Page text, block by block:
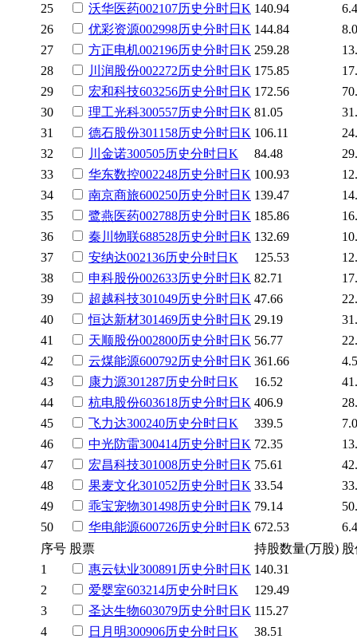
25
沃华医药002107历史分时日K 140.94
26
优彩资源002998历史分时日K 144.84
27
方正电机002196历史分时日K 259.28
28
川润股份002272历史分时日K 175.85
29
宏和科技603256历史分时日K 172.56
30
理工光科300557历史分时日K 81.05
31
德石股份301158历史分时日K 106.11
32
川金诺300505历史分时日K 84.48
33
华东数控002248历史分时日K 100.93
34
南京商旅600250历史分时日K 139.47
35
鹭燕医药002788历史分时日K 185.86
36
秦川物联688528历史分时日K 132.69
37
安纳达002136历史分时日K 125.53
38
申科股份002633历史分时日K 82.71
39
超越科技301049历史分时日K 47.66
40
恒达新材301469历史分时日K 29.19
41
天顺股份002800历史分时日K 56.77
42
云煤能源600792历史分时日K 361.66
43
康力源301287历史分时日K 16.52
44
杭电股份603618历史分时日K 406.9
45
飞力达300240历史分时日K 339.5
46
中光防雷300414历史分时日K 72.35
47
宏昌科技301008历史分时日K 75.61
48
果麦文化301052历史分时日K 33.54
49
乖宝宠物301498历史分时日K 79.14
50
华电能源600726历史分时日K 672.53
序号 股票 持股数量(万股)
1
惠云钛业300891 历史分时日K 140.31
2
爱婴室603214历史分时日K
129.49
3
圣达生物603079历史分时日K 115.27
4
日月明300906历史分时日K
38.51